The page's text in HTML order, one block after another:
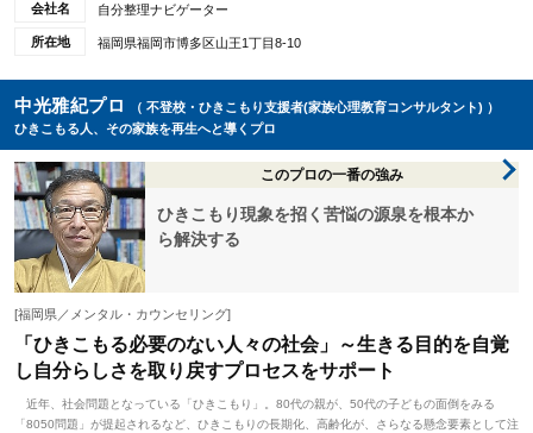
会社名
自分整理ナビゲーター
所在地 福岡県福岡市博多区山王1丁目8-10
中光雅紀プロ
（ 不登校・ひきこもり支援者(家族心理教育コンサルタント) ）
ひきこもる人、その家族を再生へと導くプロ
このプロの一番の強み
ひきこもり現象を招く苦悩の源泉を根本か
ら解決する
[福岡県／メンタル・カウンセリング]
「ひきこもる必要のない人々の社会」～生きる目的を自覚
し自分らしさを取り戻すプロセスをサポート
近年、社会問題となっている「ひきこもり」。80代の親が、50代の子どもの面倒をみる
「8050問題」が提起されるなど、ひきこもりの長期化、高齢化が、さらなる懸念要素として注